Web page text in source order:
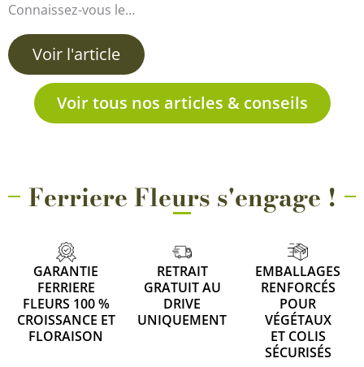
Connaissez-vous le…
Voir l'article
Voir tous nos articles & conseils
Ferriere Fleurs s'engage !
GARANTIE
FERRIERE
FLEURS 100 %
CROISSANCE ET
FLORAISON
RETRAIT
GRATUIT AU
DRIVE
UNIQUEMENT
EMBALLAGES
RENFORCÉS
POUR
VÉGÉTAUX
ET COLIS
SÉCURISÉS